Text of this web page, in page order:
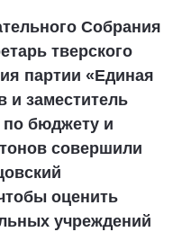
Собрания
тверского
партии «Единая
и заместитель
по бюджету и
совершили
оценить
учреждений